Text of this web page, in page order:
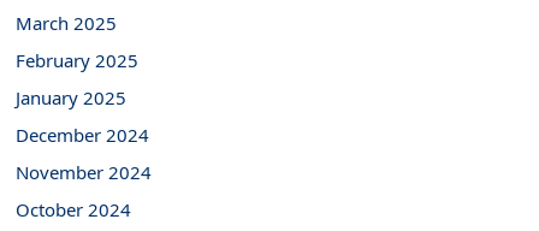
March 2025
February 2025
January 2025
December 2024
November 2024
October 2024